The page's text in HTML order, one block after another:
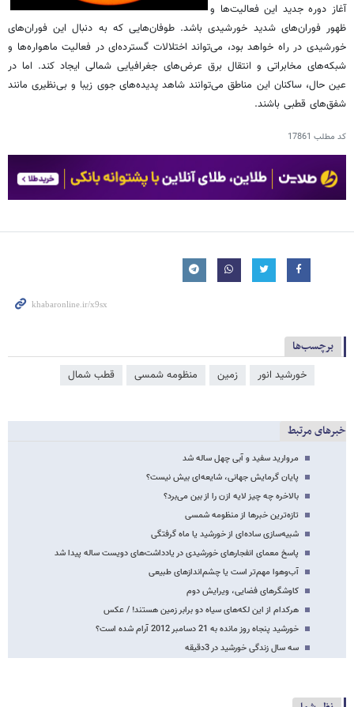
آغاز دوره جدید این فعالیت‌ها و
ظهور فوران‌های شدید خورشیدی باشد. طوفان‌هایی که به دنبال این فوران‌های
خورشیدی در راه خواهد بود، می‌تواند اختلالات گسترده‌ای در فعالیت ماهواره‌ها و
شبکه‌های مخابراتی و انتقال برق عرض‌های جغرافیایی شمالی ایجاد کند. اما در
عین حال، ساکنان این مناطق می‌توانند شاهد پدیده‌های جوی زیبا و بی‌نظیری مانند
شفق‌های قطبی باشند.
کد مطلب 17861
برچسب‌ها
خورشید انور زمین منظومه شمسی قطب شمال
خبرهای مرتبط
مروارید سفید و آبی چهل ساله شد
پایان گرمایش جهانی، شایعه‌ای بیش نیست؟
بالاخره چه چیز لایه ازن را از بین می‌برد؟
تازه‌ترین خبرها از منظومه شمسی
شبیه‌سازی ساده‌ای از خورشید یا ماه گرفتگی
پاسخ معمای انفجارهای خورشیدی در یادداشت‌های دویست ساله پیدا شد
آب‌وهوا مهم‌تر است یا چشم‌اندازهای طبیعی
کاوشگرهای فضایی، ویرایش دوم
هرکدام از این لکه‌های سیاه دو برابر زمین هستند! / عکس
خورشید پنجاه روز مانده به 21 دسامبر 2012 آرام شده است؟
سه سال زندگی خورشید در 3دقیقه